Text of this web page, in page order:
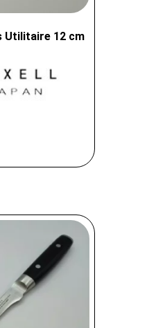
Utilitaire 12 cm